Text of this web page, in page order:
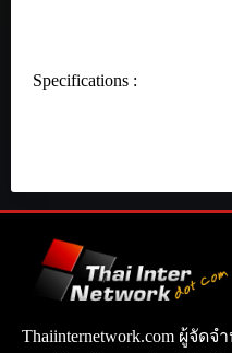
Specifications :
Thaiinternetwork.com ผู้จัด